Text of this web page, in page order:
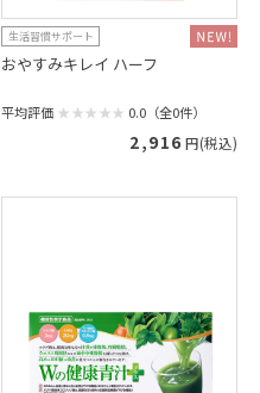
生活習慣サポート
おやすみキレイ ハーフ
平均評価 0.0（全0件）
2,916 円(税込)